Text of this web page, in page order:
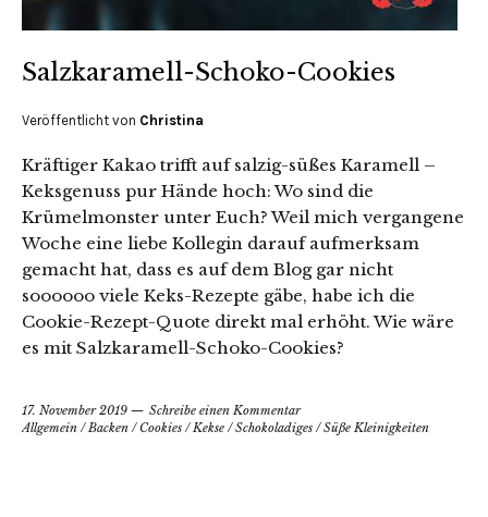
Salzkaramell-Schoko-Cookies
Veröffentlicht von Christina
Kräftiger Kakao trifft auf salzig-süßes Karamell –
Keksgenuss pur Hände hoch: Wo sind die
Krümelmonster unter Euch? Weil mich vergangene
Woche eine liebe Kollegin darauf aufmerksam
gemacht hat, dass es auf dem Blog gar nicht
soooooo viele Keks-Rezepte gäbe, habe ich die
Cookie-Rezept-Quote direkt mal erhöht. Wie wäre
es mit Salzkaramell-Schoko-Cookies?
17. November 2019
Schreibe einen Kommentar
Allgemein /Backen /Cookies /Kekse /Schokoladiges /Süße Kleinigkeiten